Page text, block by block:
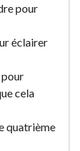
pour
éclairer
pour
cela
quatrième